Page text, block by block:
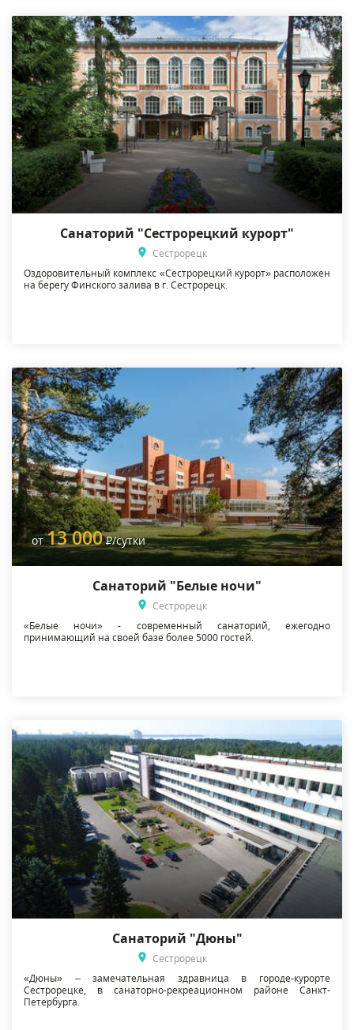
Санаторий "Сестрорецкий курорт"
Сестрорецк
Оздоровительный комплекс «Сестрорецкий курорт» расположен
на берегу Финского залива в г. Сестрорецк.
от13 000 Р/сутки
Санаторий "Белые ночи"
Сестрорецк
«Белые ночи» - современный санаторий, ежегодно
принимающий на своей базе более 5000 гостей.
Санаторий "Дюны"
Сестрорецк
«Дюны» – замечательная здравница в городе-курорте
Сестрорецке, в санаторно-рекреационном районе Санкт-
Петербурга.